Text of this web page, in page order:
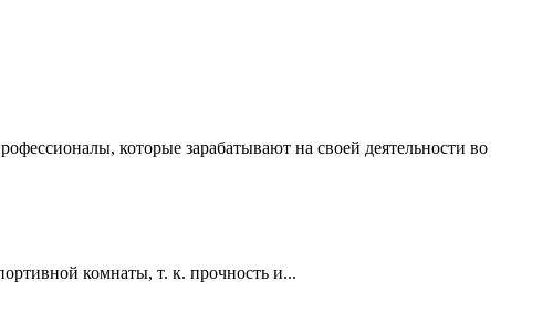
которые зарабатывают на своей деятельности во
комнаты, т. к. прочность и...